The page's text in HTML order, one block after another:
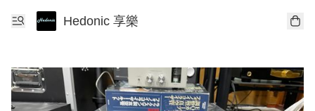
Hedonic 享樂